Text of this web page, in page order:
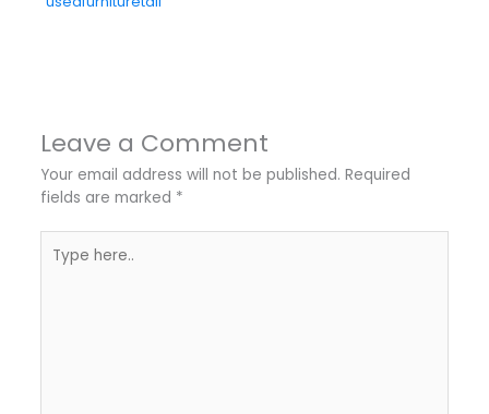
Leave a Comment
Your email address will not be published. Required
fields are marked *
here..